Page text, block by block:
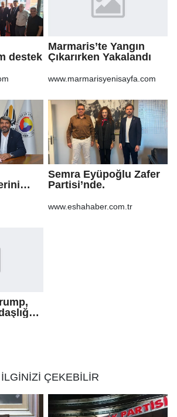
destek
Marmaris’te Yangın
Çıkarırken Yakalandı
www.marmarisyenisayfa.com
Semra Eyüpoğlu Zafer
Partisi’nde.
www.eshahaber.com.tr
İLGİNİZİ ÇEKEBİLİR